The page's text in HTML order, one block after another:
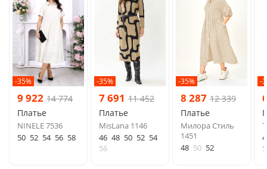
-35%
9 922 14 774
Платье
NINELE 7536
50 52 54 56 58
-35%
7 691 11 452
Платье
MisLana 1146
46 48 50 52 54
56
-35%
8 287 12 339
Платье
Милора Стиль
1451
48 50 52
-